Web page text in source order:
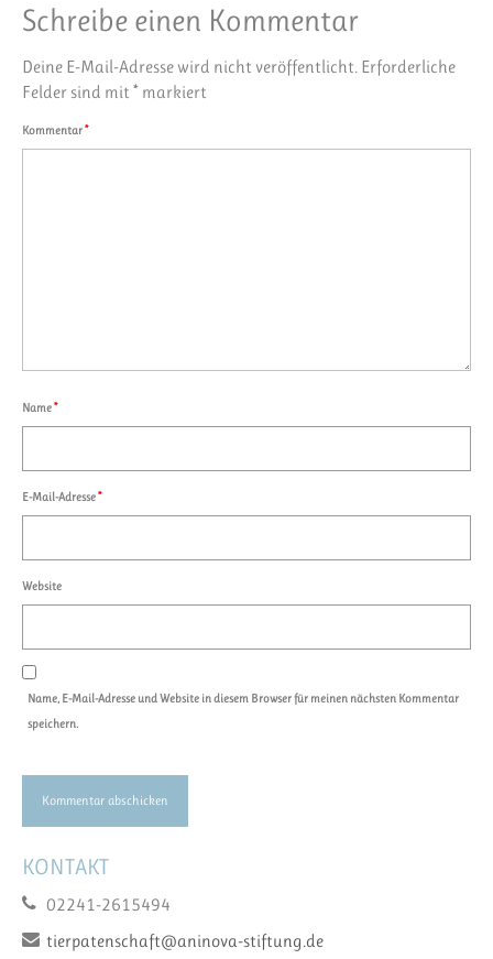
Schreibe einen Kommentar
Deine E-Mail-Adresse wird nicht veröffentlicht. Erforderliche
Felder sind mit * markiert
Kommentar*
Name*
E-Mail-Adresse*
Website
Name, E-Mail-Adresse und Website in diesem Browser für meinen nächsten Kommentar
speichern.
KONTAKT
02241-2615494
tierpatenschaft@aninova-stiftung.de